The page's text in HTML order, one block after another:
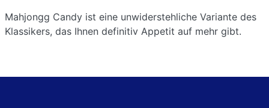
Mahjongg Candy ist eine unwiderstehliche Variante des
Klassikers, das Ihnen definitiv Appetit auf mehr gibt.